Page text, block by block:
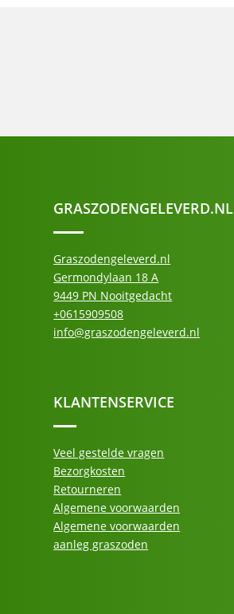
GRASZODENGELEVERD.NL
Graszodengeleverd.nl
Germondylaan 18 A
9449 PN Nooitgedacht
+0615909508
info@graszodengeleverd.nl
KLANTENSERVICE
Veel gestelde vragen
Bezorgkosten
Retourneren
Algemene voorwaarden
Algemene voorwaarden
aanleg graszoden